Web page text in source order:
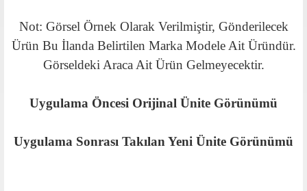
Not: Görsel Örnek Olarak Verilmiştir, Gönderilecek
Ürün Bu İlanda Belirtilen Marka Modele Ait Üründür.
Görseldeki Araca Ait Ürün Gelmeyecektir.
Uygulama Öncesi Orijinal Ünite Görünümü
Uygulama Sonrası Takılan Yeni Ünite Görünümü